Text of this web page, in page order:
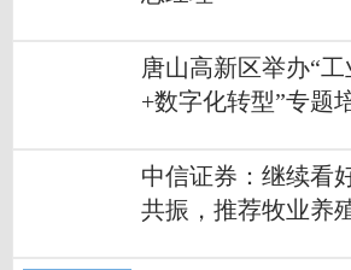
唐山高新区举办“
+数字化转型”专题
中信证券：继续看
共振，推荐牧业养